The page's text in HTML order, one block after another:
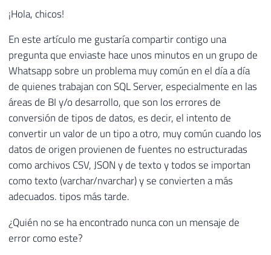
¡Hola, chicos!
En este artículo me gustaría compartir contigo una
pregunta que enviaste hace unos minutos en un grupo de
Whatsapp sobre un problema muy común en el día a día
de quienes trabajan con SQL Server, especialmente en las
áreas de BI y/o desarrollo, que son los errores de
conversión de tipos de datos, es decir, el intento de
convertir un valor de un tipo a otro, muy común cuando los
datos de origen provienen de fuentes no estructuradas
como archivos CSV, JSON y de texto y todos se importan
como texto (varchar/nvarchar) y se convierten a más
adecuados. tipos más tarde.
¿Quién no se ha encontrado nunca con un mensaje de
error como este?